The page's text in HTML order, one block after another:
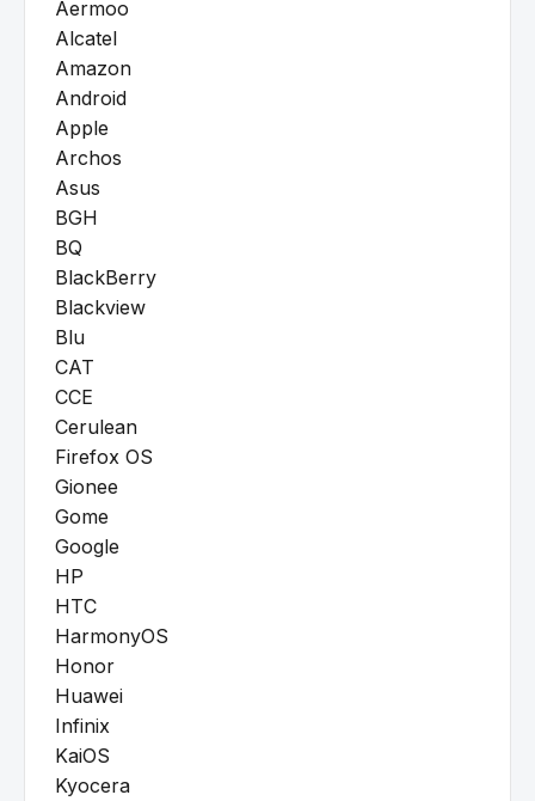
Aermoo
Alcatel
Amazon
Android
Apple
Archos
Asus
BGH
BQ
BlackBerry
Blackview
Blu
CAT
CCE
Cerulean
Firefox OS
Gionee
Gome
Google
HP
HTC
HarmonyOS
Honor
Huawei
Infinix
KaiOS
Kyocera